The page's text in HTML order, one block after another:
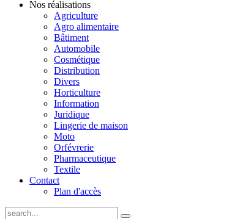
Nos réalisations
Agriculture
Agro alimentaire
Bâtiment
Automobile
Cosmétique
Distribution
Divers
Horticulture
Information
Juridique
Lingerie de maison
Moto
Orfévrerie
Pharmaceutique
Textile
Contact
Plan d'accès